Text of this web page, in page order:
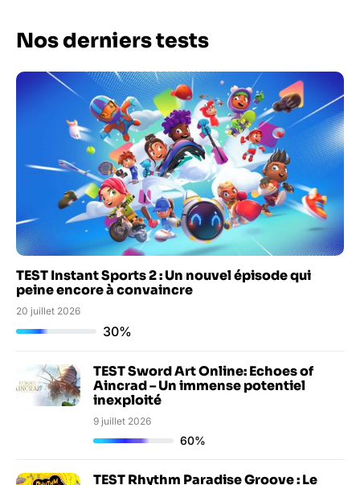
Nos derniers tests
TEST Instant Sports 2 : Un nouvel épisode qui
peine encore à convaincre
20 juillet 2026
30%
TEST Sword Art Online: Echoes of
Aincrad – Un immense potentiel
inexploité
9 juillet 2026
60%
TEST Rhythm Paradise Groove : Le